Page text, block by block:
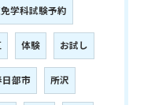
学科試験予約
体験 お試し
日部市 所沢